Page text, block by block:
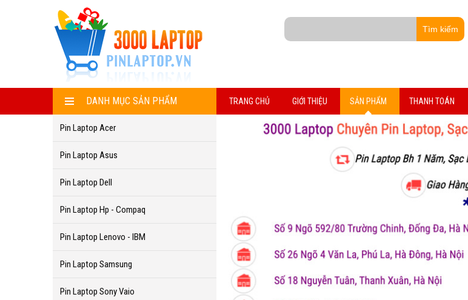
TRANG CHỦ GIỚI THIỆU SẢN PHẨM THANH TOÁN
DANH MỤC SẢN PHẨM
Pin Laptop Acer
Pin Laptop Asus
Pin Laptop Dell
Pin Laptop Hp - Compaq
Pin Laptop Lenovo - IBM
Pin Laptop Samsung
Pin Laptop Sony Vaio